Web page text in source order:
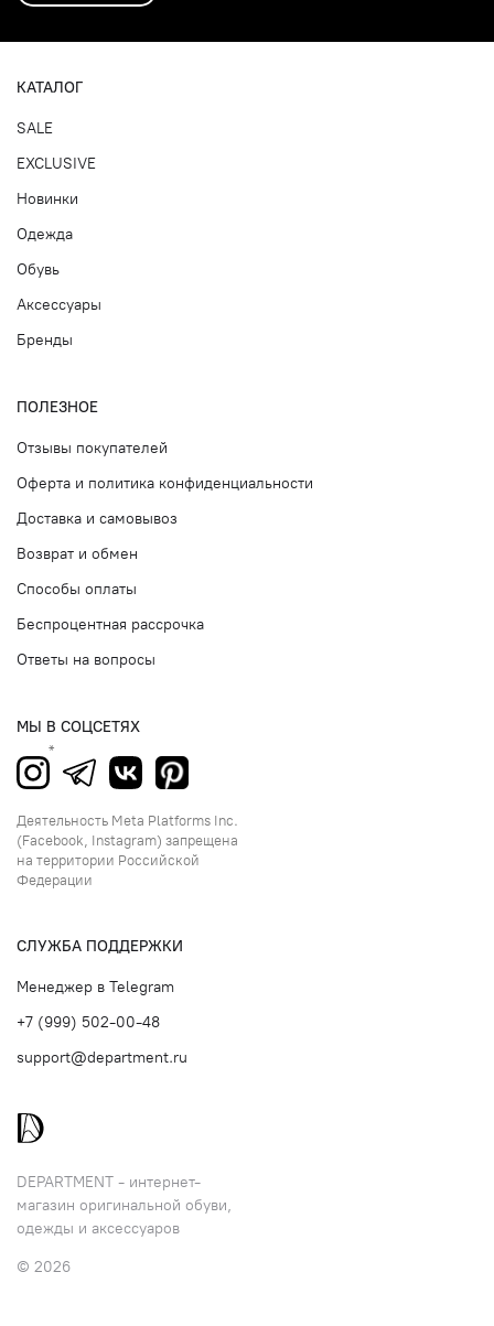
DEPARTMENT - интернет-
магазин оригинальной обуви,
одежды и аксессуаров
© 2026
КАТАЛОГ
SALE
EXCLUSIVE
Новинки
Одежда
Обувь
Аксессуары
Бренды
ПОЛЕЗНОЕ
Отзывы покупателей
Оферта и политика конфиденциальности
Доставка и самовывоз
Возврат и обмен
Способы оплаты
Беспроцентная рассрочка
Ответы на вопросы
МЫ В СОЦСЕТЯХ
Деятельность Meta Platforms Inc.
(Facebook, Instagram) запрещена
на территории Российской
Федерации
СЛУЖБА ПОДДЕРЖКИ
Менеджер в Telegram
+7 (999) 502-00-48
support@department.ru